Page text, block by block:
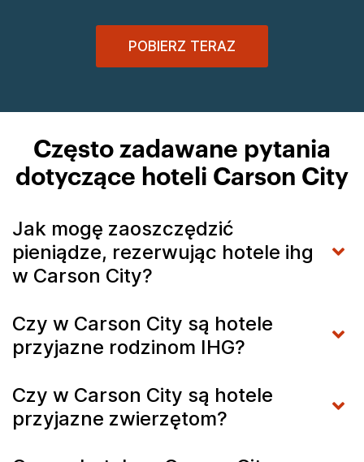
POBIERZ TERAZ
Często zadawane pytania
dotyczące hoteli Carson City
Jak mogę zaoszczędzić
pieniądze, rezerwując hotele ihg
w Carson City?
Czy w Carson City są hotele
przyjazne rodzinom IHG?
Czy w Carson City są hotele
przyjazne zwierzętom?